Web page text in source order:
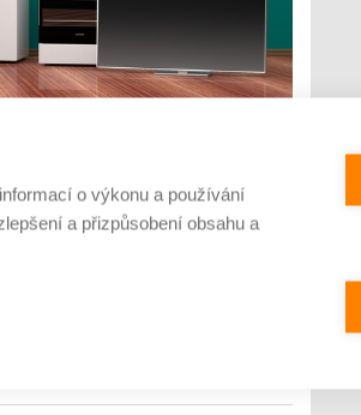
až o tisíce korun. Jaké triky
hororem? Teplota v jednotlivých
o výkonu a používání
a přizpůsobení obsahu a